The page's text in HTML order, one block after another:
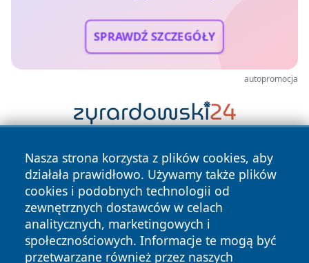
SPRAWDŹ SZCZEGÓŁY
autopromocja
Nasza strona korzysta z plików cookies, aby
działała prawidłowo. Używamy także plików
cookies i podobnych technologii od
zewnętrznych dostawców w celach
analitycznych, marketingowych i
społecznościowych. Informacje te mogą być
przetwarzane również przez naszych
Copyright © 2026 nowinypilskie.pl Wszystkie prawa
zastrzeżone.